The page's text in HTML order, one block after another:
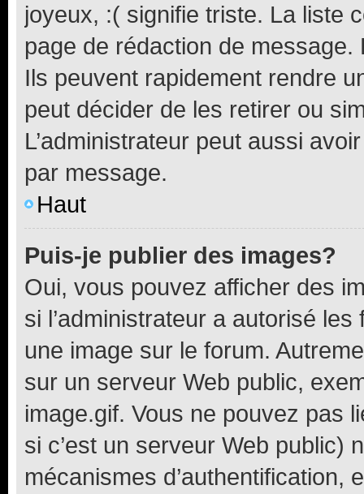
joyeux, :( signifie triste. La liste
page de rédaction de
Ils peuvent rapidement rendre
peut décider de les retirer ou
L’administrateur peut aussi
par message.
Haut
Puis-je publier des images?
Oui, vous pouvez afficher des
si l’administrateur a autorisé
une image sur le forum.
sur un serveur Web public,
image.gif. Vous ne pouvez pas
si c’est un serveur Web public)
mécanismes d’authentification,